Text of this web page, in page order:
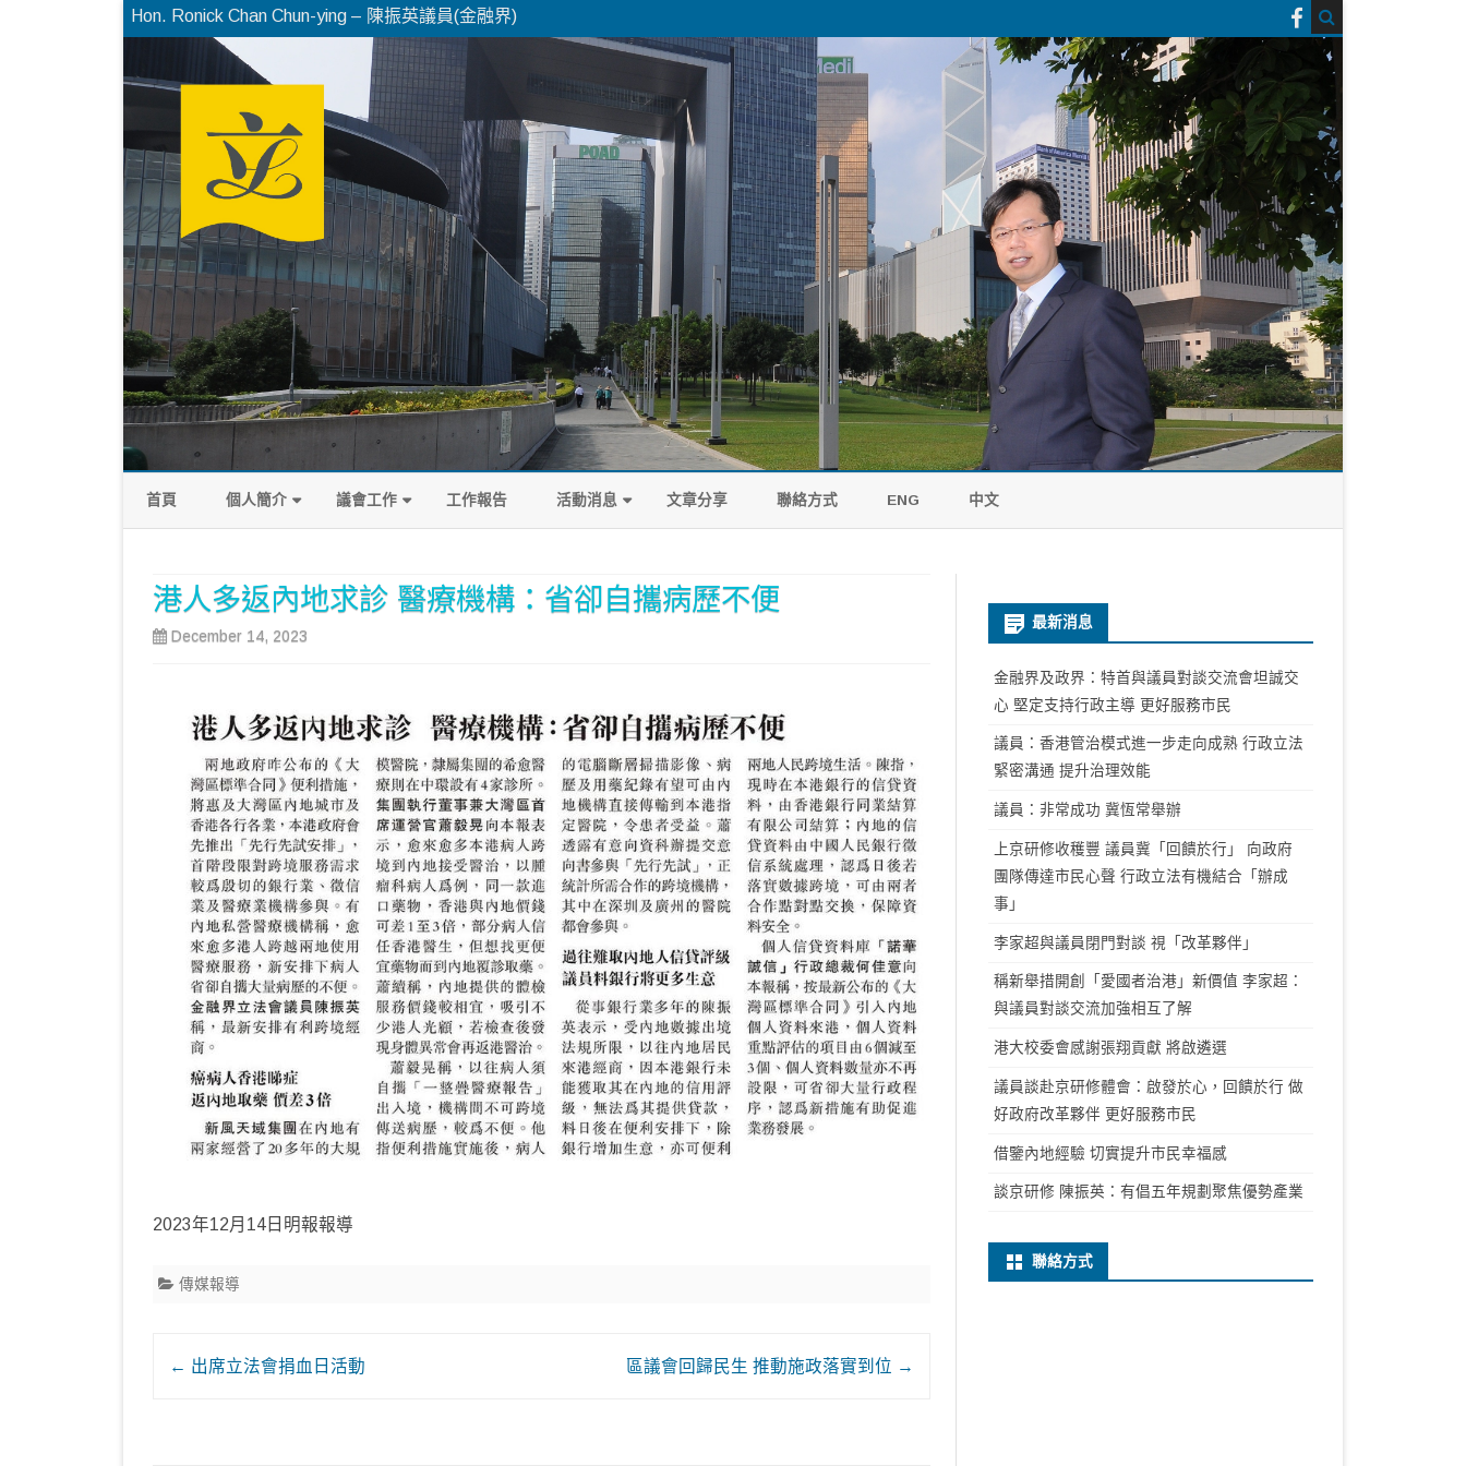
Hon. Ronick Chan Chun-ying – 陳振英議員(金融界)
content
首頁 個人簡介
關注議題
議會工作 工作報告 活動消息
傳媒報導
文章分享 聯絡方式 ENG 中文
港人多返內地求診 醫療機構：省卻自攜病歷不便
December 14, 2023
2023年12月14日明報報導
傳媒報導
← 出席立法會捐血日活動 區議會回歸民生 推動施政落實到位 →
最新消息
金融界及政界：特首與議員對談交流會坦誠交
心 堅定支持行政主導 更好服務市民
議員：香港管治模式進一步走向成熟 行政立法
緊密溝通 提升治理效能
議員：非常成功 冀恆常舉辦
上京研修收穫豐 議員冀「回饋於行」 向政府
團隊傳達市民心聲 行政立法有機結合「辦成
事」
李家超與議員閉門對談 視「改革夥伴」
稱新舉措開創「愛國者治港」新價值 李家超：
與議員對談交流加強相互了解
港大校委會感謝張翔貢獻 將啟遴選
議員談赴京研修體會：啟發於心，回饋於行 做
好政府改革夥伴 更好服務市民
借鑒內地經驗 切實提升市民幸福感
談京研修 陳振英：有倡五年規劃聚焦優勢產業
聯絡方式